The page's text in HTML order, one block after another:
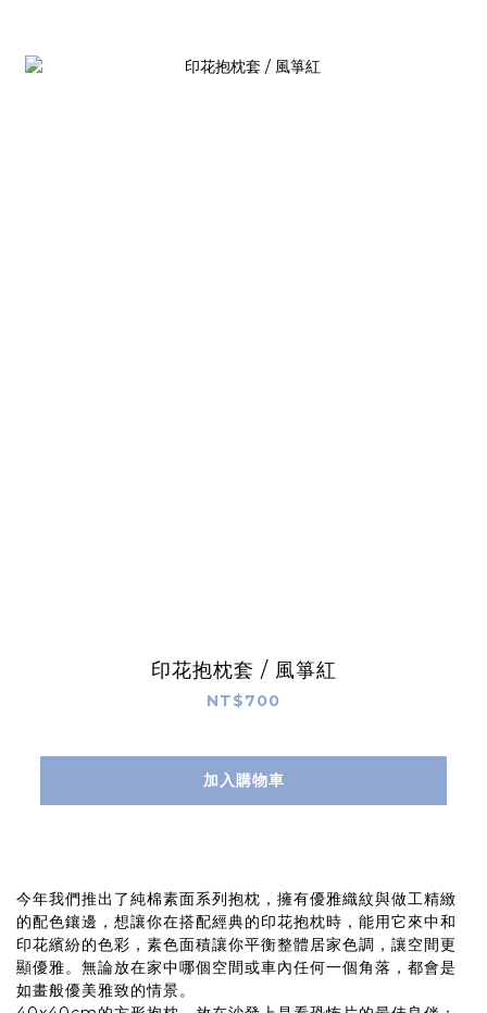
印花抱枕套 / 風箏紅
NT$700
加入購物車
今年我們推出了純棉素面系列抱枕，擁有優雅織紋與做工精緻
的配色鑲邊，想讓你在搭配經典的印花抱枕時，能用它來中和
印花繽紛的色彩，素色面積讓你平衡整體居家色調，讓空間更
顯優雅。無論放在家中哪個空間或車內任何一個角落，都會是
如畫般優美雅致的情景。